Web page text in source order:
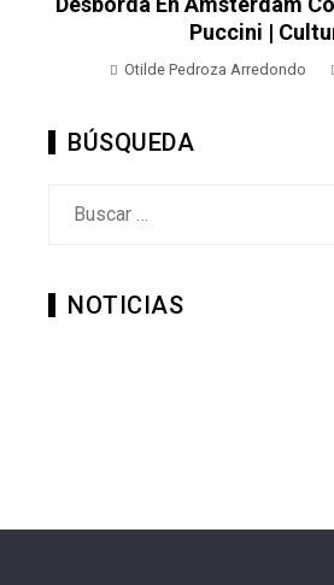
Puccini |
Otilde Pedroza Arredondo
BÚSQUEDA
NOTICIAS